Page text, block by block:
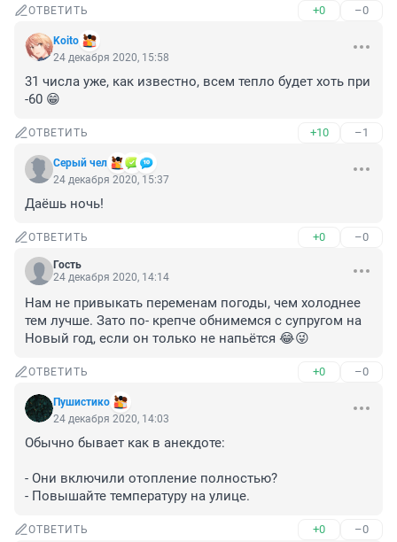
ОТВЕТИТЬ +0 –0
Koito
24 декабря 2020, 15:58
31 числа уже, как известно, всем тепло будет хоть при
-60 😁
ОТВЕТИТЬ +10 –1
Серый чел
24 декабря 2020, 15:37
Даёшь ночь!
ОТВЕТИТЬ +0 –0
Гость
24 декабря 2020, 14:14
Нам не привыкать переменам погоды, чем холоднее
тем лучше. Зато по- крепче обнимемся с супругом на
Новый год, если он только не напьётся 😂😜
ОТВЕТИТЬ +0 –0
Пушистико
24 декабря 2020, 14:03
Обычно бывает как в анекдоте:
- Они включили отопление полностью?
- Повышайте температуру на улице.
ОТВЕТИТЬ +0 –0